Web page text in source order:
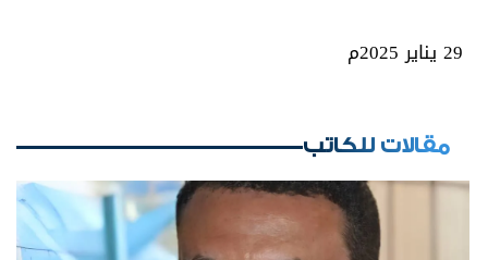
29 يناير 2025م
مقالات للكاتب